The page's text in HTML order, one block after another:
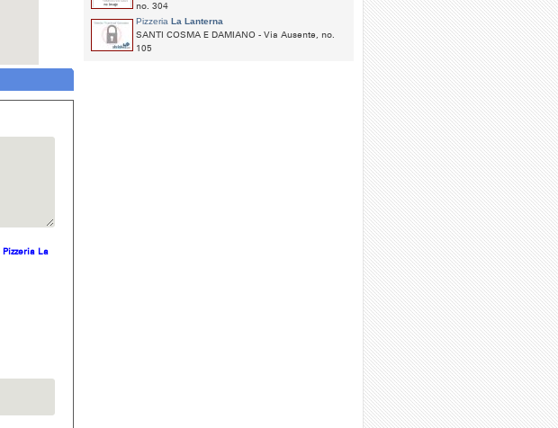
Pizzeria La
no. 304
Pizzeria La Lanterna
SANTI COSMA E DAMIANO - Via Ausente, no.
105